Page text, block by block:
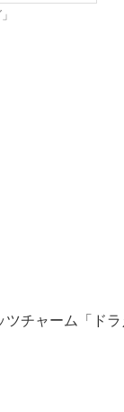
チャーム「ド